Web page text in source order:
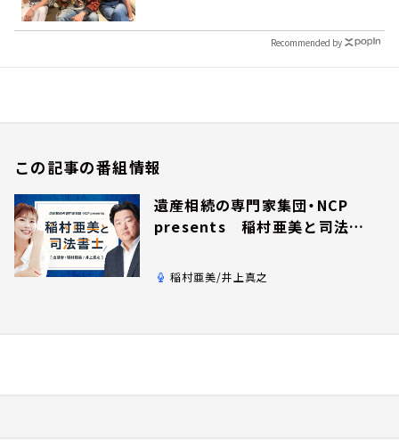
Recommended by
この記事の番組情報
遺産相続の専門家集団・NCP
presents 稲村亜美と司法書
稲村亜美/井上真之